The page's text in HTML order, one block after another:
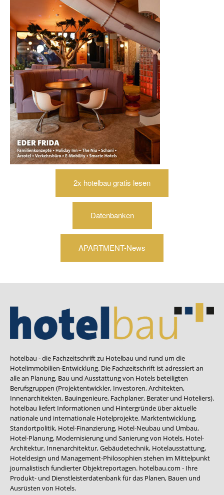
2x hotelbau gratis lesen
Datenbanken
APARTMENT-News
hotelbau - die Fachzeitschrift zu Hotelbau und rund um die
Hotelimmobilien-Entwicklung. Die Fachzeitschrift ist adressiert an
alle an Planung, Bau und Ausstattung von Hotels beteiligten
Berufsgruppen (Projektentwickler, Investoren, Architekten,
Innenarchitekten, Bauingenieure, Fachplaner, Berater und Hoteliers).
hotelbau liefert Informationen und Hintergründe über aktuelle
nationale und internationale Hotelprojekte. Marktentwicklung,
Standortpolitik, Hotel-Finanzierung, Hotel-Neubau und Umbau,
Hotel-Planung, Modernisierung und Sanierung von Hotels, Hotel-
Architektur, Innenarchitektur, Gebäudetechnik, Hotelausstattung,
Hoteldesign und Management-Philosophien stehen im Mittelpunkt
journalistisch fundierter Objektreportagen. hotelbau.com - Ihre
Produkt- und Dienstleisterdatenbank für das Planen, Bauen und
Ausrüsten von Hotels.